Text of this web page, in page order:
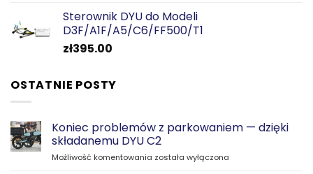
wynosiła:
zł295.00.
wynosi:
zł148.00.
Sterownik DYU do Modeli
D3F/A1F/A5/C6/FF500/T1
zł395.00
OSTATNIE POSTY
Koniec problemów z parkowaniem — dzięki
składanemu DYU C2
Możliwość komentowania Koniec
została wyłączona